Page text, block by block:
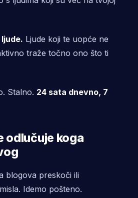
Ljude koji te uopće ne
traže točno ono što ti
Stalno. 24 sata dnevno, 7
odlučuje koga
blogova preskoči ili
Idemo pošteno.